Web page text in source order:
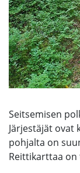
Seitsemisen
Järjestäjät ovat
pohjalta on
Reittikarttaa